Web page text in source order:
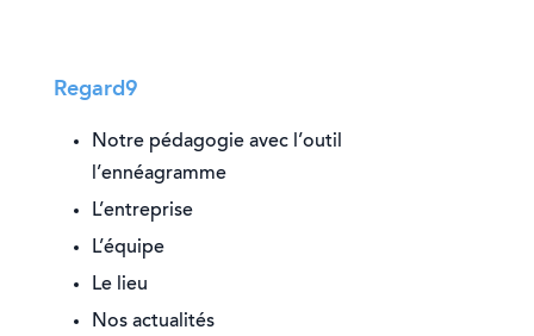
Regard9
Notre pédagogie avec l’outil
l’ennéagramme
L’entreprise
L’équipe
Le lieu
Nos actualités